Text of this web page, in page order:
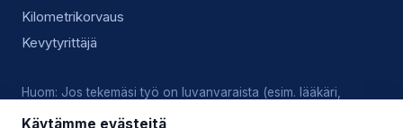
Kilometrikorvaus
Kevytyrittäjä
Huom: Jos tekemäsi työ on luvanvaraista (esim. lääkäri,
Käytämme evästeitä